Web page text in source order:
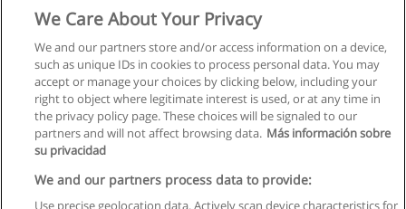
Comunitária
Solicite informação
Regras de uso
We Care About Your Privacy
We and our partners store and/or access information on a device,
such as unique IDs in cookies to process personal data. You may
accept or manage your choices by clicking below, including your
right to object where legitimate interest is used, or at any time in
the privacy policy page. These choices will be signaled to our
partners and will not affect browsing data. Más información sobre
su privacidad
We and our partners process data to provide:
Use precise geolocation data. Actively scan device characteristics for